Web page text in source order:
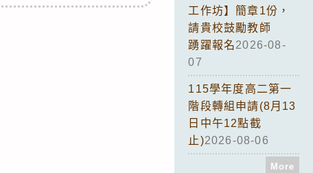
工作坊】簡章1份，
請貴校鼓勵教師
踴躍報名2026-08-
07
115學年度高二第一
階段轉組申請(8月13
日中午12點截
止)2026-08-06
More